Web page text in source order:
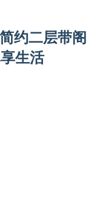
约二层带阁
生活